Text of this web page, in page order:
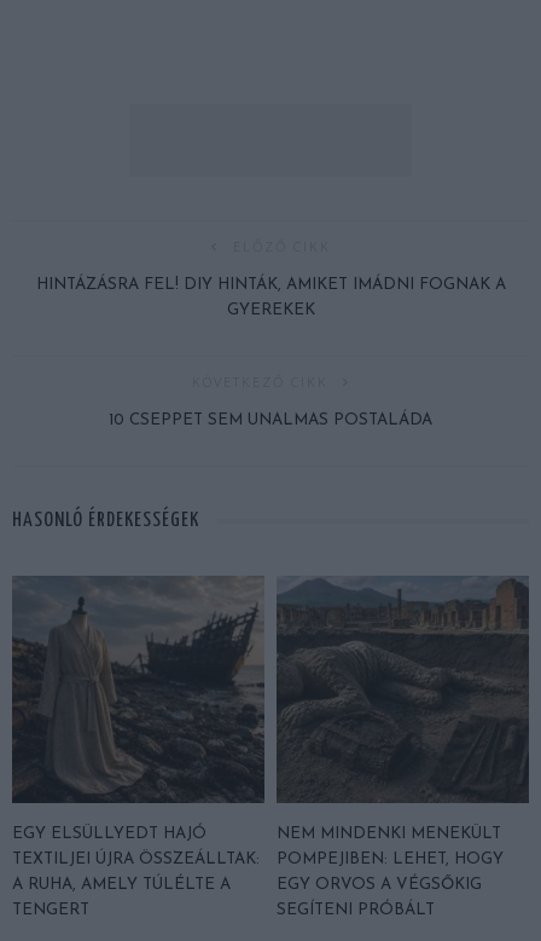
HINTÁZÁSRA FEL! DIY HINTÁK, AMIKET IMÁDNI FOGNAK A
GYEREKEK
10 CSEPPET SEM UNALMAS POSTALÁDA
HASONLÓ ÉRDEKESSÉGEK
EGY ELSÜLLYEDT HAJÓ
TEXTILJEI ÚJRA ÖSSZEÁLLTAK:
A RUHA, AMELY TÚLÉLTE A
TENGERT
NEM MINDENKI MENEKÜLT
POMPEJIBEN: LEHET, HOGY
EGY ORVOS A VÉGSŐKIG
SEGÍTENI PRÓBÁLT